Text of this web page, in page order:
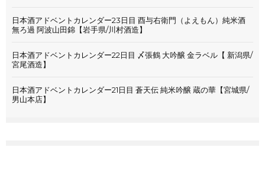
日本酒アドベントカレンダー23日目 酉与右衛門（よえもん）純米酒
無ろ過 阿波山田錦【岩手県/川村酒造】
日本酒アドベントカレンダー22日目 〆張鶴 大吟醸 金ラベル【 新潟県/
宮尾酒造】
日本酒アドベントカレンダー21日目 蒼天伝 純米吟醸 蔵の華【宮城県/
男山本店】